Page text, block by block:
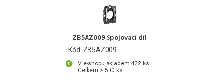
ZB5AZ009 Spojovací díl
Kód: ZB5AZ009
V e-shopu skladem 422 ks
Celkem > 500 ks